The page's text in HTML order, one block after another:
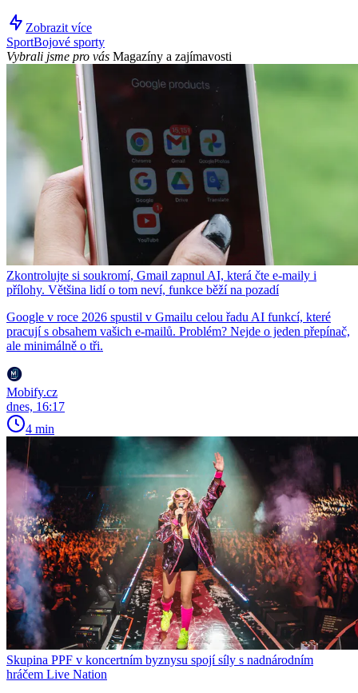
Zobrazit více
SportBojové sporty
Vybrali jsme pro vás Magazíny a zajímavosti
Zkontrolujte si soukromí, Gmail zapnul AI, která čte e-maily i
přílohy. Většina lidí o tom neví, funkce běží na pozadí
Google v roce 2026 spustil v Gmailu celou řadu AI funkcí, které
pracují s obsahem vašich e-mailů. Problém? Nejde o jeden přepínač,
ale minimálně o tři.
Mobify.cz
dnes, 16:17
4 min
Skupina PPF v koncertním byznysu spojí síly s nadnárodním
hráčem Live Nation